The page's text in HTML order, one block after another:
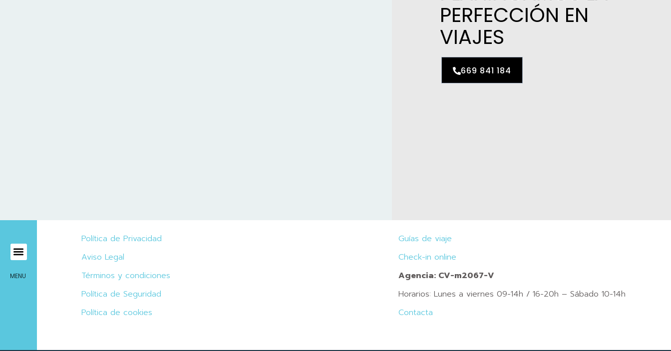
PERFECCIÓN EN
VIAJES
669 841 184
MENU
Política de Privacidad
Aviso Legal
Términos y condiciones
Política de Seguridad
Política de cookies
Guías de viaje
Check-in online
Agencia: CV-m2067-V
Horarios: Lunes a viernes 09-14h / 16-20h – Sábado 10-14h
Contacta